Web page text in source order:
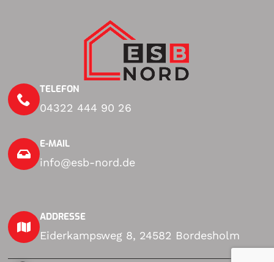
TELEFON
04322 444 90 26
E-MAIL
info@esb-nord.de
ADDRESSE
Eiderkampsweg 8, 24582 Bordesholm